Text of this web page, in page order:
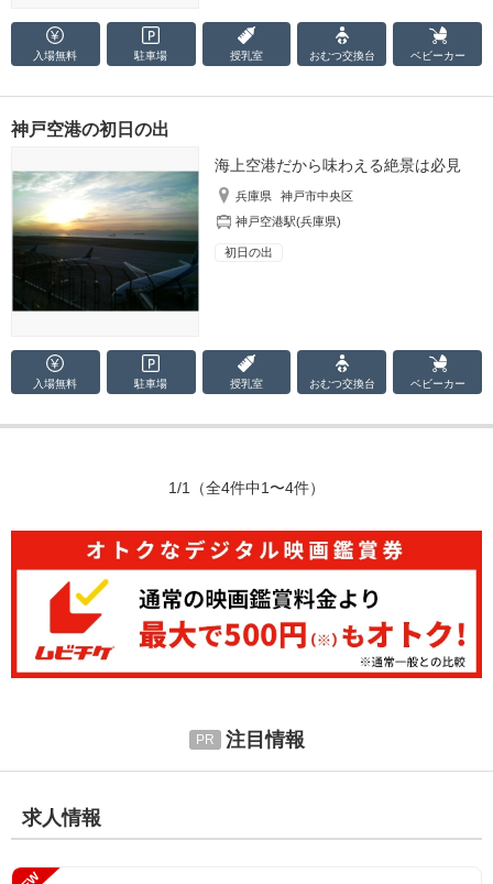
入場無料 駐車場 授乳室 おむつ交換台 ベビーカー
神戸空港の初日の出
海上空港だから味わえる絶景は必見
兵庫県
神戸市中央区
神戸空港駅(兵庫県)
初日の出
入場無料 駐車場 授乳室 おむつ交換台 ベビーカー
1/1 （全4件中1〜4件）
注目情報
求人情報